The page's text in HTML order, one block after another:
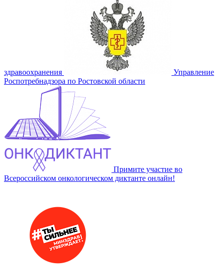
здравоохранения
Управление
Роспотребнадзора по Ростовской области
Примите участие во
Всероссийском онкологическом диктанте онлайн!